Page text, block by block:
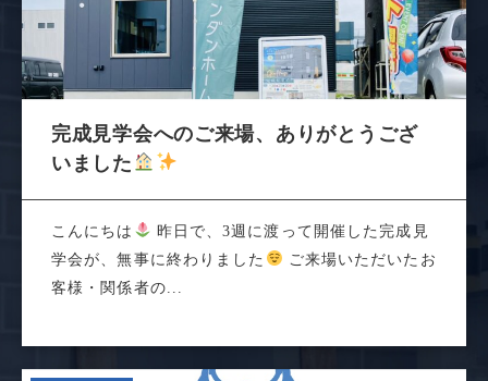
完成見学会へのご来場、ありがとうござ
いました
こんにちは
昨日で、3週に渡って開催した完成見
学会が、無事に終わりました
ご来場いただいたお
客様・関係者の...